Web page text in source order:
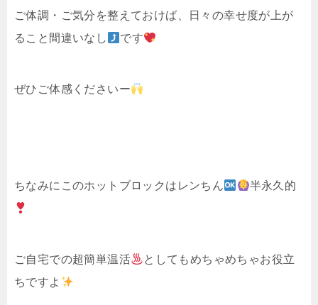
ご体調・ご気分を整えておけば、日々の幸せ度が上が
ること間違いなし
です
ぜひご体感くださいー
ちなみにこのホットブロックはレンちん 半永久的
ご自宅での超簡単温活
としてもめちゃめちゃお役立
ちですよ